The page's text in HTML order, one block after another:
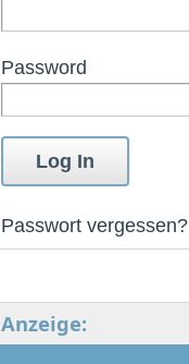
Password
Passwort vergessen?
Anzeige: